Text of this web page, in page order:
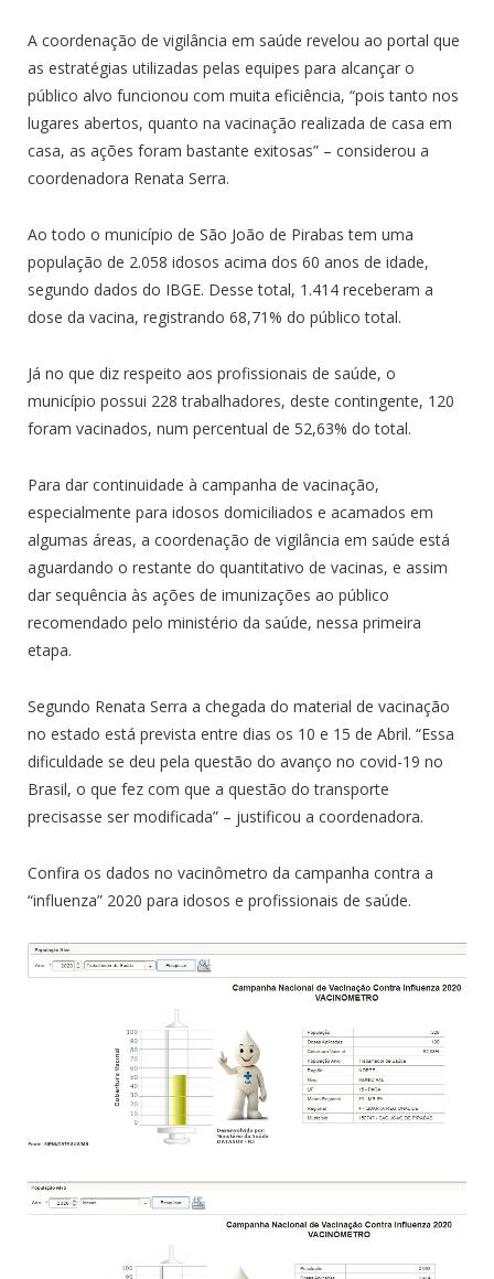
A coordenação de vigilância em saúde revelou ao portal que
as estratégias utilizadas pelas equipes para alcançar o
público alvo funcionou com muita eficiência, “pois tanto nos
lugares abertos, quanto na vacinação realizada de casa em
casa, as ações foram bastante exitosas” – considerou a
coordenadora Renata Serra.
Ao todo o município de São João de Pirabas tem uma
população de 2.058 idosos acima dos 60 anos de idade,
segundo dados do IBGE. Desse total, 1.414 receberam a
dose da vacina, registrando 68,71% do público total.
Já no que diz respeito aos profissionais de saúde, o
município possui 228 trabalhadores, deste contingente, 120
foram vacinados, num percentual de 52,63% do total.
Para dar continuidade à campanha de vacinação,
especialmente para idosos domiciliados e acamados em
algumas áreas, a coordenação de vigilância em saúde está
aguardando o restante do quantitativo de vacinas, e assim
dar sequência às ações de imunizações ao público
recomendado pelo ministério da saúde, nessa primeira
etapa.
Segundo Renata Serra a chegada do material de vacinação
no estado está prevista entre dias os 10 e 15 de Abril. “Essa
dificuldade se deu pela questão do avanço no covid-19 no
Brasil, o que fez com que a questão do transporte
precisasse ser modificada” – justificou a coordenadora.
Confira os dados no vacinômetro da campanha contra a
“influenza” 2020 para idosos e profissionais de saúde.